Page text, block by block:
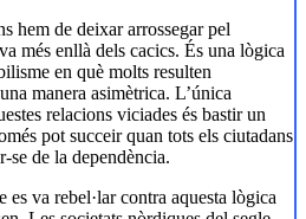
hem de deixar arrossegar pel
més enllà dels cacics. És una lògica
en què molts resulten
manera asimètrica. L’única
relacions viciades és bastir un
pot succeir quan tots els ciutadans
se de la dependència.
es va rebel·lar contra aquesta lògica